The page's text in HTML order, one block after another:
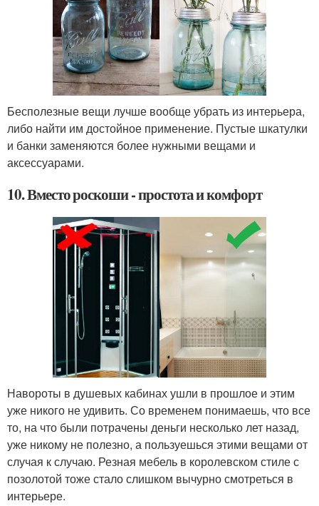
Бесполезные вещи лучше вообще убрать из интерьера,
либо найти им достойное применение. Пустые шкатулки
и банки заменяются более нужными вещами и
аксессуарами.
10. Вместо роскоши - простота и комфорт
Навороты в душевых кабинах ушли в прошлое и этим
уже никого не удивить. Со временем понимаешь, что все
то, на что были потрачены деньги несколько лет назад,
уже никому не полезно, а пользуешься этими вещами от
случая к случаю. Резная мебель в королевском стиле с
позолотой тоже стало слишком вычурно смотреться в
интерьере.